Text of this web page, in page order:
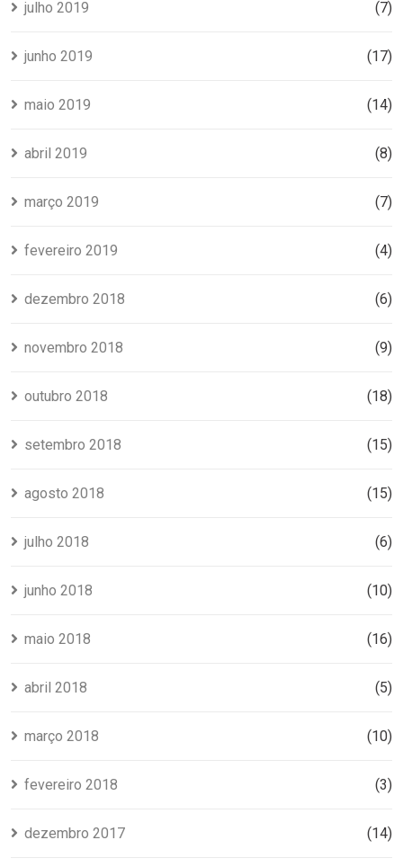
julho 2019 (7)
junho 2019 (17)
maio 2019 (14)
abril 2019 (8)
março 2019 (7)
fevereiro 2019 (4)
dezembro 2018 (6)
novembro 2018 (9)
outubro 2018 (18)
setembro 2018 (15)
agosto 2018 (15)
julho 2018 (6)
junho 2018 (10)
maio 2018 (16)
abril 2018 (5)
março 2018 (10)
fevereiro 2018 (3)
dezembro 2017 (14)